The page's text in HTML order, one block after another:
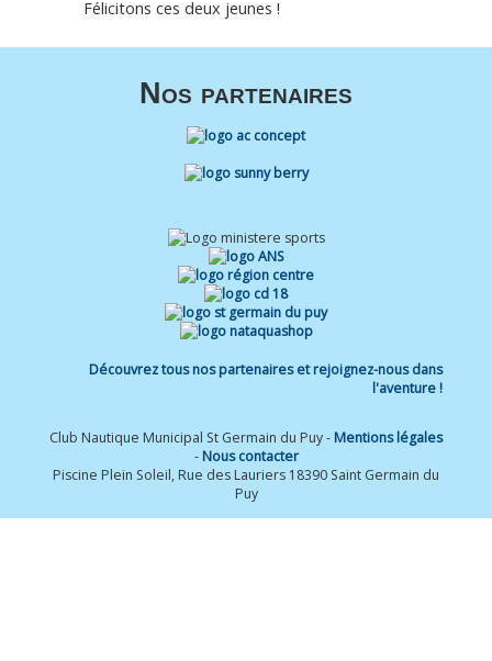
Félicitons ces deux jeunes !
Nos partenaires
Découvrez tous nos partenaires et rejoignez-nous dans
l'aventure !
Club Nautique Municipal St Germain du Puy - Mentions légales
- Nous contacter
Piscine Plein Soleil, Rue des Lauriers 18390 Saint Germain du
Puy